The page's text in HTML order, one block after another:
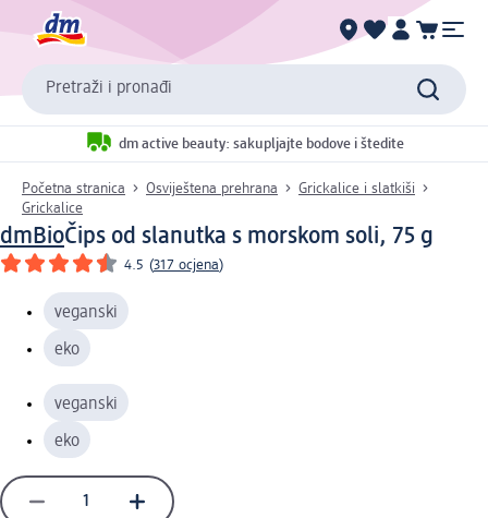
Pretraži i pronađi
dm active beauty: sakupljajte bodove i štedite
Početna stranica Osviještena prehrana
Grickalice i slatkiši
Grickalice
dmBioČips od slanutka s morskom soli, 75 g
4.5 (317 ocjena)
veganski
eko
veganski
eko